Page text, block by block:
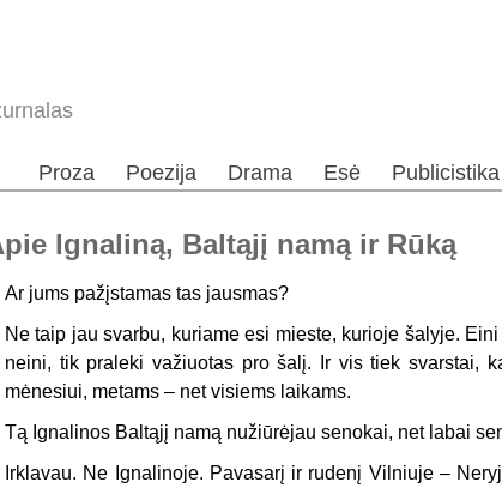
Proza Poezija Drama Esė Publicistika
Ignaliną, Baltąjį namą ir Rūką
Ar jums pažįstamas tas jausmas?
Ne taip jau svarbu, kuriame esi mieste, kurioje šalyje.
neini, tik praleki važiuotas pro šalį. Ir vis tiek svarstai,
mėnesiui, metams – net visiems laikams.
Tą Ignalinos Baltąjį namą nužiūrėjau senokai, net labai
Irklavau. Ne Ignalinoje. Pavasarį ir rudenį Vilniuje –